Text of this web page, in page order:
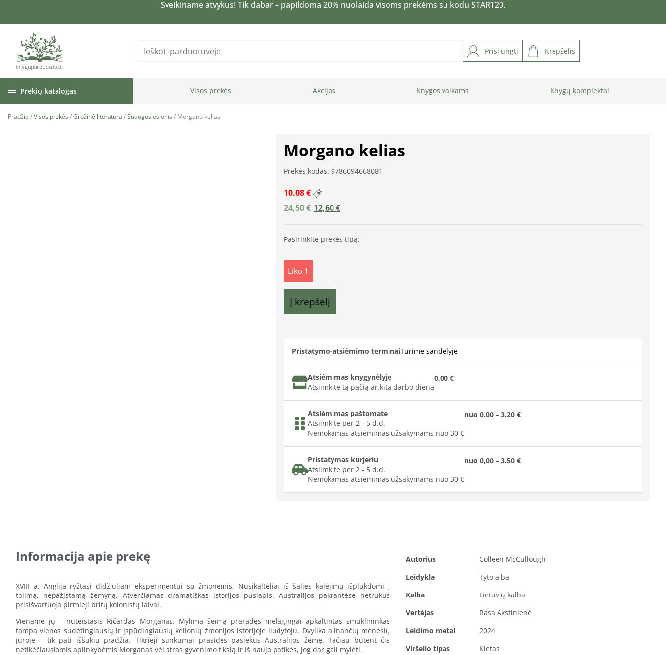
Sveikiname atvykus! Tik dabar – papildoma 20% nuolaida visoms prekėms su kodu START20.
Prisijungti Krepšelis
Prekių katalogas Visos prekės Akcijos Knygos vaikams Knygų komplektai
Pradžia /Visos prekės /Grožinė literatūra /Suaugusiesiems / Morgano kelias
Morgano kelias
Prekės kodas: 9786094668081
10.08 €
24,50€ 12,60€
Pasirinkite prekės tipą:
Liko 1
Į krepšelį
Pristatymo-atsiėmimo terminaiTurime sandelyje
Atsiėmimas knygynėlyje
Atsiimkite tą pačią ar kitą darbo dieną
0,00 €
Atsiėmimas paštomate
Atsiimkite per 2 - 5 d.d.
Nemokamas atsiėmimas užsakymams nuo 30 €
nuo 0,00 – 3.20 €
Pristatymas kurjeriu
Atsiimkite per 2 - 5 d.d.
Nemokamas atsiėmimas užsakymams nuo 30 €
nuo 0,00 – 3.50 €
Informacija apie prekę
XVIII a. Anglija ryžtasi didžiuliam eksperimentui su žmonėmis. Nusikaltėliai iš šalies kalėjimų išplukdomi į
tolimą, nepažįstamą žemyną. Atverčiamas dramatiškas istorijos puslapis. Australijos pakrantėse netrukus
prisišvartuoja pirmieji britų kolonistų laivai.
Viename jų – nuteistasis Ričardas Morganas. Mylimą šeimą praradęs melagingai apkaltintas smuklininkas
tampa vienos sudėtingiausių ir įspūdingiausių kelionių žmonijos istorijoje liudytoju. Dvylika alinančių mėnesių
jūroje – tik pati iššūkių pradžia. Tikrieji sunkumai prasidės pasiekus Australijos žemę. Tačiau būtent čia
netikėčiausiomis aplinkybėmis Morganas vėl atras gyvenimo tikslą ir iš naujo patikės, jog dar gali mylėti.
Autorius
Colleen McCullough
Leidykla
Tyto alba
Kalba
Lietuvių kalba
Vertėjas
Rasa Akstinienė
Leidimo metai
2024
Viršelio tipas
Kietas